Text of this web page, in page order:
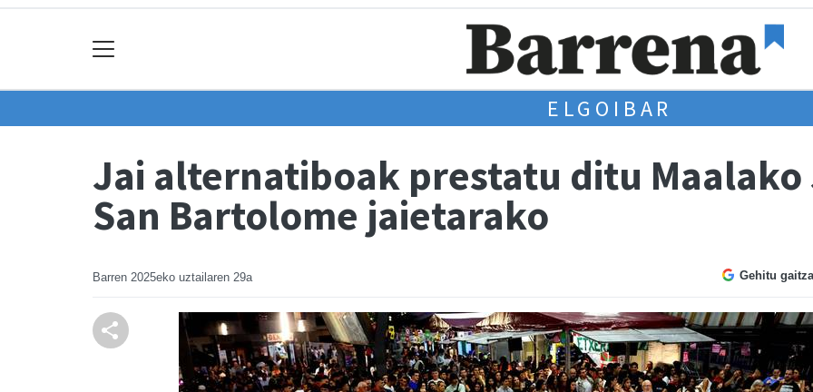
ELGOIBAR
Jai alternatiboak prestatu ditu Maalako
San Bartolome jaietarako
Barren 2025eko uztailaren 29a Gehitu